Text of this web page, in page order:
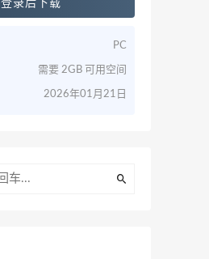
登录后下载
PC
需要 2GB 可用空间
2026年01月21日